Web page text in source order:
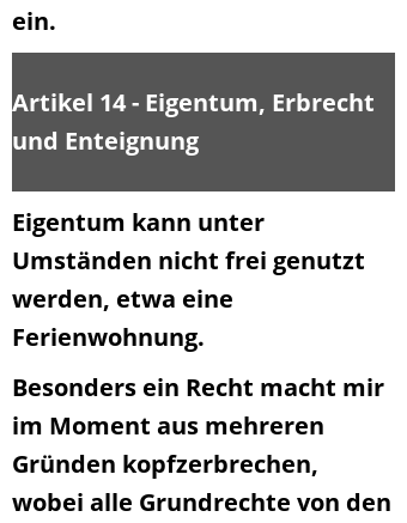
ein.
Artikel 14 - Eigentum, Erbrecht
und Enteignung
Eigentum kann unter
Umständen nicht frei genutzt
werden, etwa eine
Ferienwohnung.
Besonders ein Recht macht mir
im Moment aus mehreren
Gründen kopfzerbrechen,
wobei alle Grundrechte von den